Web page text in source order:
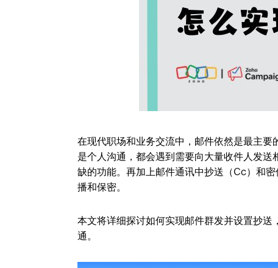
在现代职场和业务交流中，邮件依然是最主
是个人沟通，都会遇到需要向大量收件人发
缺的功能。再加上邮件通讯中抄送（Cc）和
播和保密。
本文将详细探讨如何实现邮件群发并设置抄
通。